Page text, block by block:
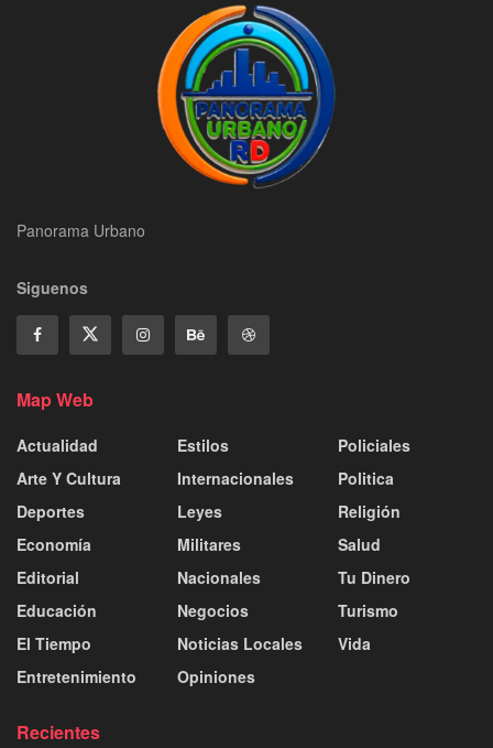
Panorama Urbano
Siguenos
Map Web
Actualidad
Arte Y Cultura
Deportes
Economía
Editorial
Educación
El Tiempo
Entretenimiento
Estilos
Internacionales
Leyes
Militares
Nacionales
Negocios
Noticias Locales
Opiniones
Policiales
Politica
Religión
Salud
Tu Dinero
Turismo
Vida
Recientes